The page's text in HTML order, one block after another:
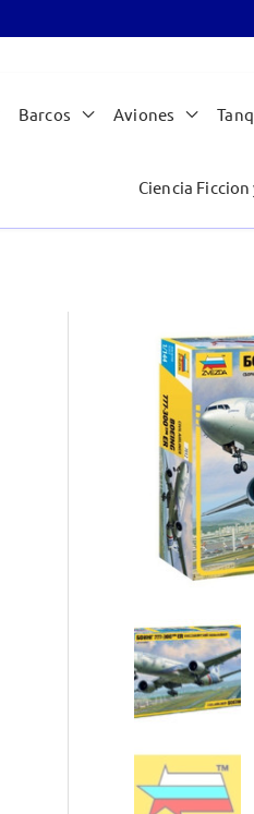
Barcos Aviones
Ciencia Ficcion